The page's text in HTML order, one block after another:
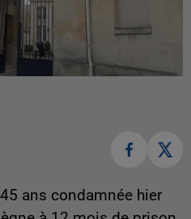
ans condamnée hier